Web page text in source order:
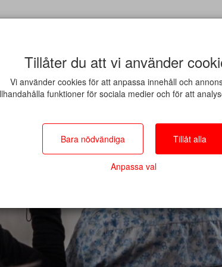
Tillåter du att vi använder
Vi använder cookies för att anpassa innehåll och
funktioner för sociala medier och för att
Bara nödvändiga Tillåt alla
Anpassa val